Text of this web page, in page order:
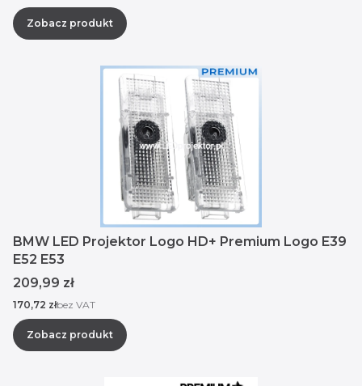
Zobacz produkt
BMW LED Projektor Logo HD+ Premium Logo E39
E52 E53
Cena
209,99 zł
Cena
170,72 złbez VAT
Zobacz produkt